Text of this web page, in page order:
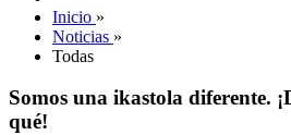
Inicio »
Noticias »
Todas
Somos una ikastola diferente.
qué!